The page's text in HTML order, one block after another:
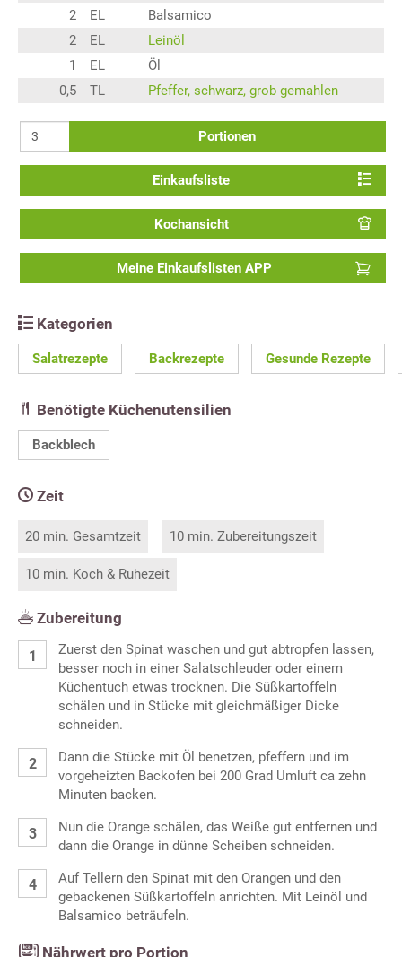
2
EL
Balsamico
2
EL
Leinöl
1
EL
Öl
0,5
TL Pfeffer, schwarz, grob gemahlen
Portionen
Einkaufsliste
Kochansicht
Meine Einkaufslisten APP
Kategorien
Salatrezepte Backrezepte Gesunde Rezepte
Benötigte Küchenutensilien
Backblech
Zeit
20 min. Gesamtzeit 10 min. Zubereitungszeit
10 min. Koch & Ruhezeit
Zubereitung
Zuerst den Spinat waschen und gut abtropfen lassen,
besser noch in einer Salatschleuder oder einem
Küchentuch etwas trocknen. Die Süßkartoffeln
schälen und in Stücke mit gleichmäßiger Dicke
schneiden.
Dann die Stücke mit Öl benetzen, pfeffern und im
vorgeheizten Backofen bei 200 Grad Umluft ca zehn
Minuten backen.
Nun die Orange schälen, das Weiße gut entfernen und
dann die Orange in dünne Scheiben schneiden.
Auf Tellern den Spinat mit den Orangen und den
gebackenen Süßkartoffeln anrichten. Mit Leinöl und
Balsamico beträufeln.
Nährwert pro Portion